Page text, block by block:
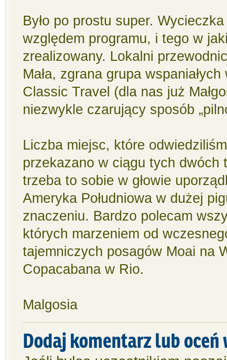
Było po prostu super.
względem programu, i tego w
zrealizowany. Lokalni
Mała, zgrana grupa
Classic Travel (dla nas już
niezwykle czarujący sposób
Liczba miejsc, które
przekazano w ciągu tych dwóch
trzeba to sobie w głowie
Ameryka Południowa w dużej
znaczeniu. Bardzo polecam
których marzeniem od
tajemniczych posagów Moai na
Copacabana w Rio.
Malgosia
Dodaj komentarz lub oceń